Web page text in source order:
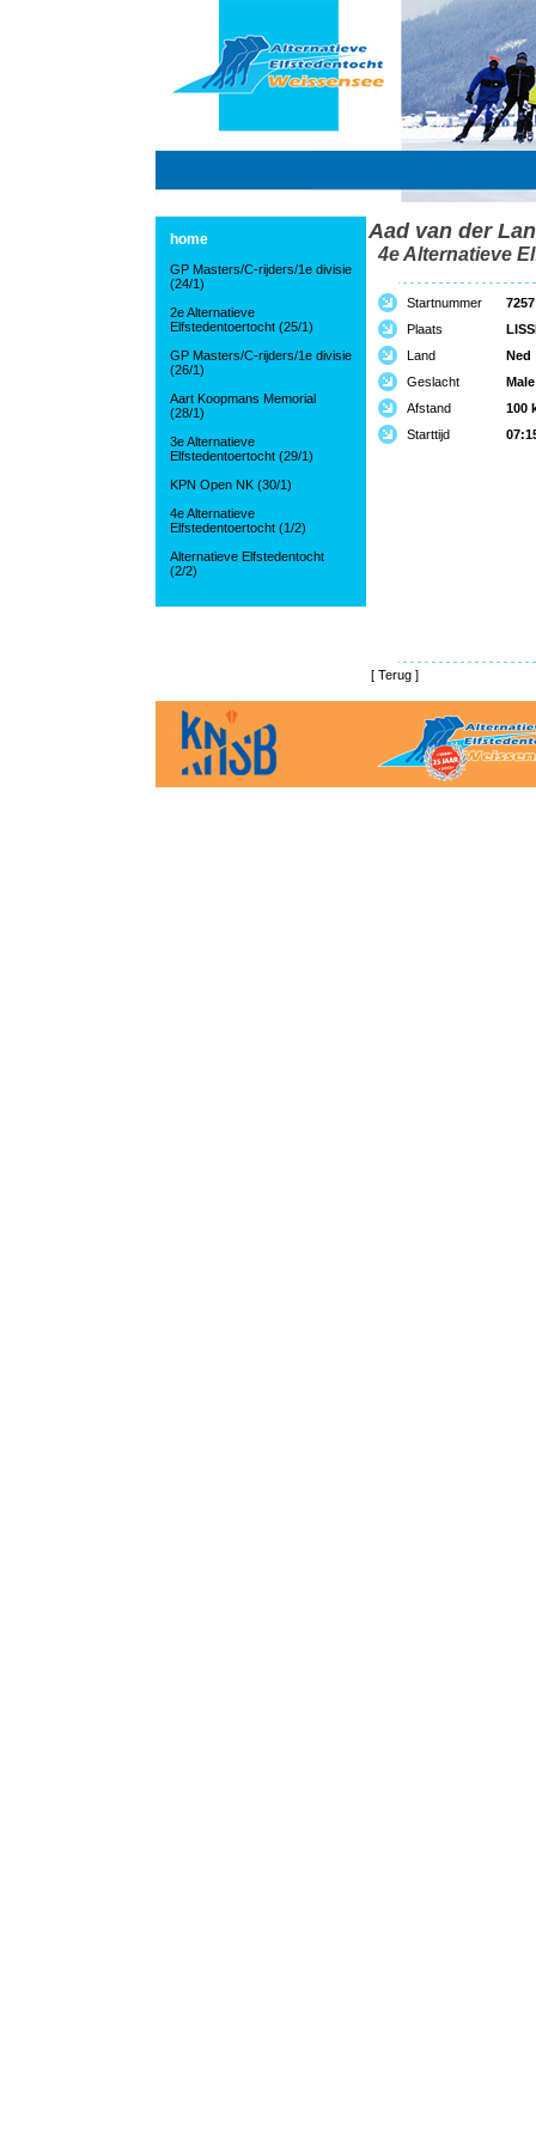
home
GP Masters/C-rijders/1e divisie
(24/1)
2e Alternatieve
Elfstedentoertocht (25/1)
GP Masters/C-rijders/1e divisie
(26/1)
Aart Koopmans Memorial
(28/1)
3e Alternatieve
Elfstedentoertocht (29/1)
KPN Open NK (30/1)
4e Alternatieve
Elfstedentoertocht (1/2)
Alternatieve Elfstedentocht
(2/2)
Aad van der
4e Alternatieve
Startnummer
7257
Plaats
Land
Ned
Geslacht
Male
Afstand
100
Starttijd
[ Terug ]